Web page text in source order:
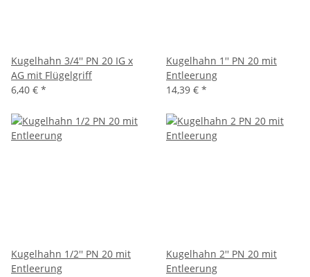
Kugelhahn 3/4'' PN 20 IG x
AG mit Flügelgriff
6,40 € *
Kugelhahn 1'' PN 20 mit
Entleerung
14,39 € *
Kugelhahn 1/2'' PN 20 mit
Entleerung
Kugelhahn 2'' PN 20 mit
Entleerung